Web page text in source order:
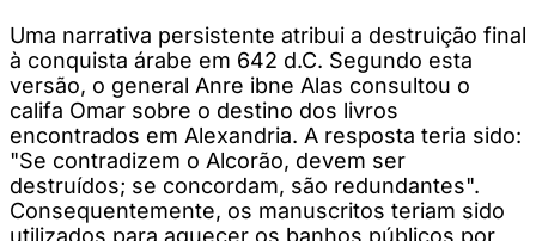
Uma narrativa persistente atribui a destruição final
à conquista árabe em 642 d.C. Segundo esta
versão, o general Anre ibne Alas consultou o
califa Omar sobre o destino dos livros
encontrados em Alexandria. A resposta teria sido:
"Se contradizem o Alcorão, devem ser
destruídos; se concordam, são redundantes".
Consequentemente, os manuscritos teriam sido
utilizados para aquecer os banhos públicos por